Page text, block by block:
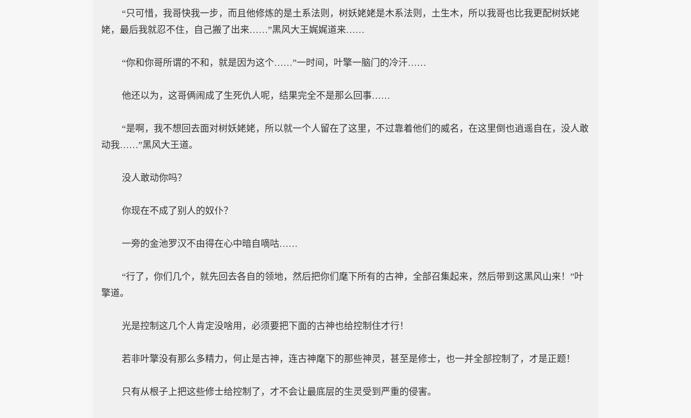
“只可惜，我哥快我一步，而且他修炼的是土系法则，树妖姥姥是木系法则，土生木，所以我哥也比我更配树妖姥
姥，最后我就忍不住，自己搬了出来……”黑风大王娓娓道来……
“你和你哥所谓的不和，就是因为这个……”一时间，叶擎一脑门的冷汗……
他还以为，这哥俩闹成了生死仇人呢，结果完全不是那么回事……
“是啊，我不想回去面对树妖姥姥，所以就一个人留在了这里，不过靠着他们的威名，在这里倒也逍遥自在，没人敢
动我……”黑风大王道。
没人敢动你吗？
你现在不成了别人的奴仆？
一旁的金池罗汉不由得在心中暗自嘀咕……
“行了，你们几个，就先回去各自的领地，然后把你们麾下所有的古神，全部召集起来，然后带到这黑风山来！”叶
擎道。
光是控制这几个人肯定没啥用，必须要把下面的古神也给控制住才行！
若非叶擎没有那么多精力，何止是古神，连古神麾下的那些神灵，甚至是修士，也一并全部控制了，才是正题！
只有从根子上把这些修士给控制了，才不会让最底层的生灵受到严重的侵害。